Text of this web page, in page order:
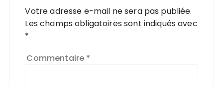
Votre adresse e-mail ne sera pas publiée.
Les champs obligatoires sont indiqués avec
*
Commentaire *